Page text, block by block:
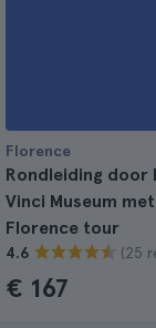
Florence
Rondleiding door
Vinci Museum
Florence tour
4.6 (25
€ 167